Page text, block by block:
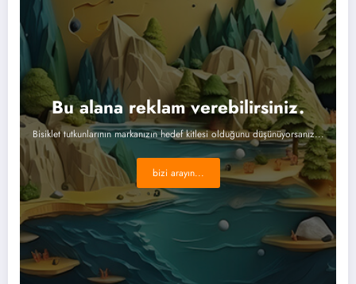
Bu alana reklam verebilirsiniz.
Bisiklet tutkunlarının markanızın hedef kitlesi olduğunu düşünüyorsanız...
bizi arayın...